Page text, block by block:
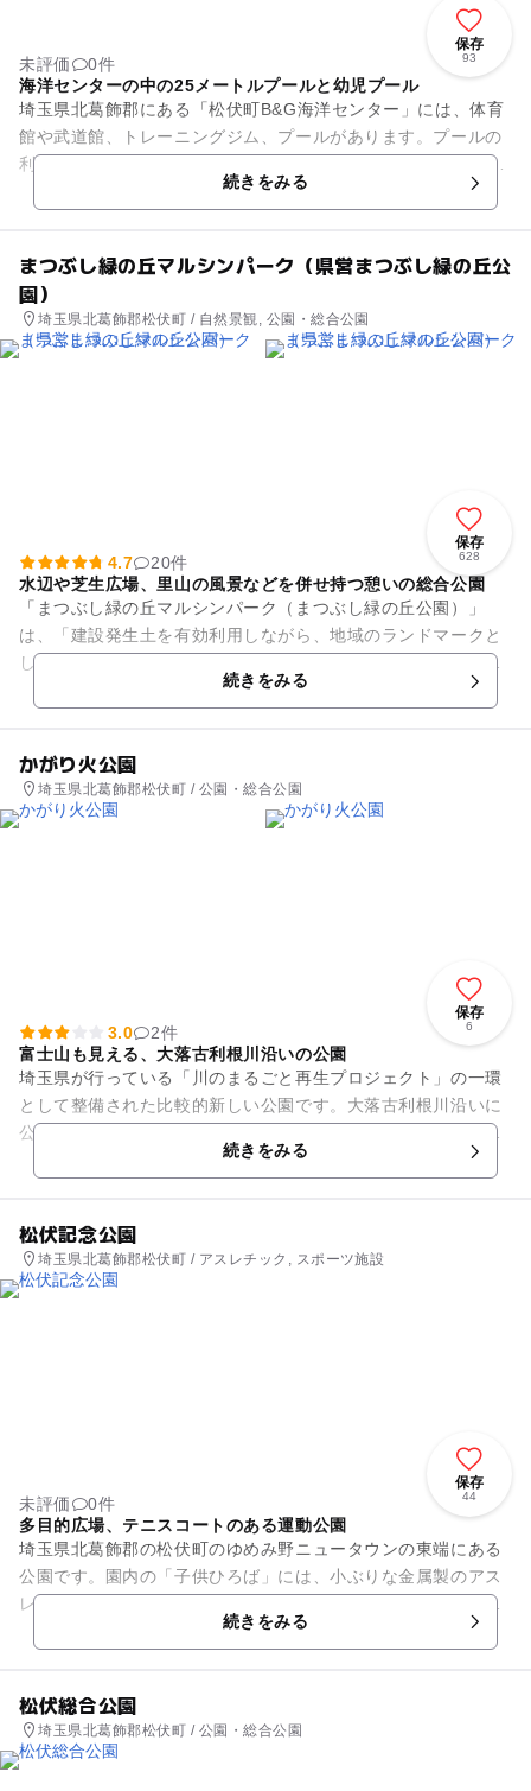
保存
93
未評価
0件
海洋センターの中の25メートルプールと幼児プール
埼玉県北葛飾郡にある「松伏町B&G海洋センター」には、体育
館や武道館、トレーニングジム、プールがあります。プールの
利用は7月中旬～8月下旬までですが、それ以外は通年利用可
能。各種大会の会場として...続きをみる
まつぶし緑の丘マルシンパーク（県営まつぶし緑の丘公
園）
埼玉県北葛飾郡松伏町 / 自然景観, 公園・総合公園
保存
628
4.7
20件
水辺や芝生広場、里山の風景などを併せ持つ憩いの総合公園
「まつぶし緑の丘マルシンパーク（まつぶし緑の丘公園）」
は、「建設発生土を有効利用しながら、地域のランドマークと
して起伏ある丘をつくり、人と環境にやさしい県営公園を整備
する」というコンセプトのもと...
続きをみる
かがり火公園
埼玉県北葛飾郡松伏町 / 公園・総合公園
保存
6
3.0
2件
富士山も見える、大落古利根川沿いの公園
埼玉県が行っている「川のまるごと再生プロジェクト」の一環
として整備された比較的新しい公園です。大落古利根川沿いに
公園は整備されていて、川のせせらぎを間近で感じながら過ご
すことができます。川を一望...続きをみる
松伏記念公園
埼玉県北葛飾郡松伏町 / アスレチック, スポーツ施設
保存
44
未評価
0件
多目的広場、テニスコートのある運動公園
埼玉県北葛飾郡の松伏町のゆめみ野ニュータウンの東端にある
公園です。園内の「子供ひろば」には、小ぶりな金属製のアス
レチック遊具が並びます。他にもスポーツ施設が充実していま
す。「多目的広場」は、ソフ...続きをみる
松伏総合公園
埼玉県北葛飾郡松伏町 / 公園・総合公園